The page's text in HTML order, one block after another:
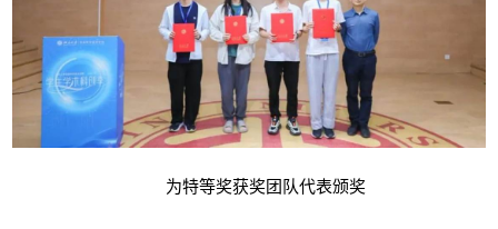
为特等奖获奖团队代表颁奖